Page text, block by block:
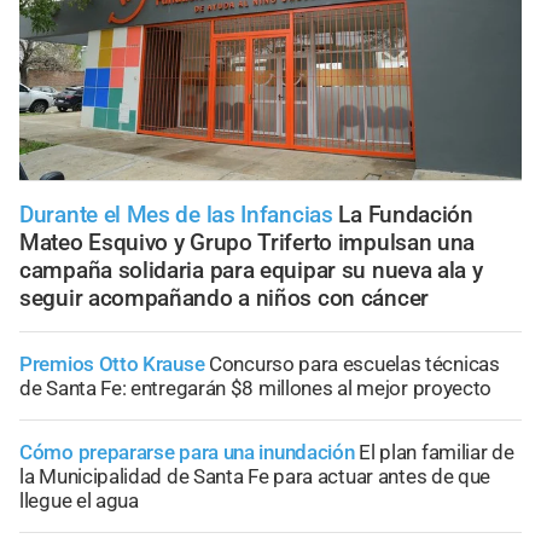
Durante el Mes de las Infancias La Fundación
Mateo Esquivo y Grupo Triferto impulsan una
campaña solidaria para equipar su nueva ala y
seguir acompañando a niños con cáncer
Premios Otto Krause Concurso para escuelas técnicas
de Santa Fe: entregarán $8 millones al mejor proyecto
Cómo prepararse para una inundación El plan familiar de
la Municipalidad de Santa Fe para actuar antes de que
llegue el agua